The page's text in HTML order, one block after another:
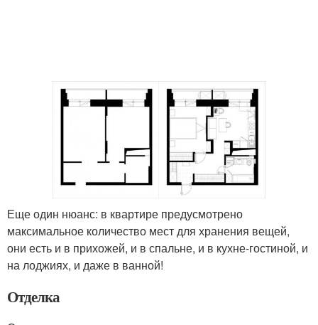
Еще один нюанс: в квартире предусмотрено
максимальное количество мест для хранения вещей,
они есть и в прихожей, и в спальне, и в кухне-гостиной, и
на лоджиях, и даже в ванной!
Отделка